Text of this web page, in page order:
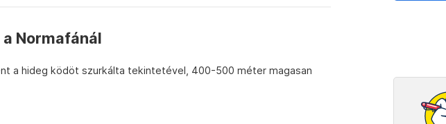
Normafánál
a hideg ködöt szurkálta tekintetével, 400-500 méter magasan